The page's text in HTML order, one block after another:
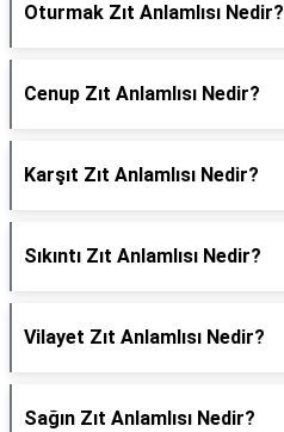
Oturmak Zıt Anlamlısı Nedir?
Cenup Zıt Anlamlısı Nedir?
Karşıt Zıt Anlamlısı Nedir?
Sıkıntı Zıt Anlamlısı Nedir?
Vilayet Zıt Anlamlısı Nedir?
Sağın Zıt Anlamlısı Nedir?